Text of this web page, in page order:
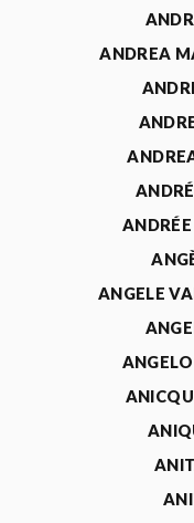
ANDREA
ANGELE